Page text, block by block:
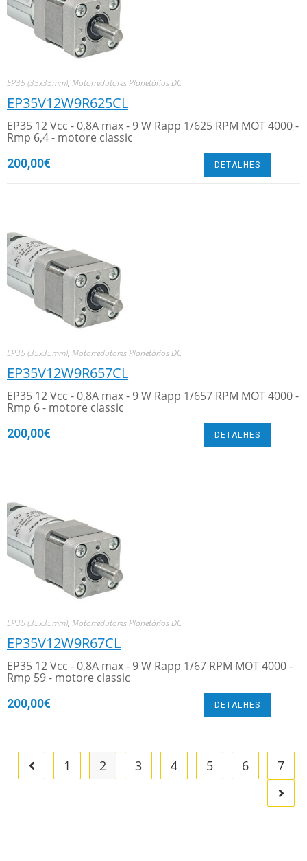
EP35 (35x35mm), Motorredutores Planetários DC
EP35V12W9R625CL
EP35 12 Vcc - 0,8A max - 9 W Rapp 1/625 RPM MOT 4000 -
Rmp 6,4 - motore classic
200,00€ DETALHES
EP35 (35x35mm), Motorredutores Planetários DC
EP35V12W9R657CL
EP35 12 Vcc - 0,8A max - 9 W Rapp 1/657 RPM MOT 4000 -
Rmp 6 - motore classic
200,00€ DETALHES
EP35 (35x35mm), Motorredutores Planetários DC
EP35V12W9R67CL
EP35 12 Vcc - 0,8A max - 9 W Rapp 1/67 RPM MOT 4000 -
Rmp 59 - motore classic
200,00€ DETALHES
1 2 3 4 5 6 7